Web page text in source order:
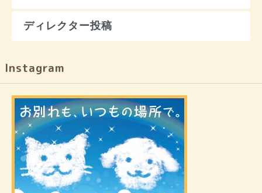
ディレクター投稿
Instagram